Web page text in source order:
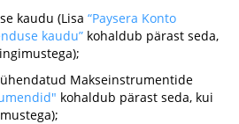
kaudu (Lisa “Paysera Konto
kaudu” kohaldub pärast seda,
ühendatud Makseinstrumentide
kohaldub pärast seda, kui